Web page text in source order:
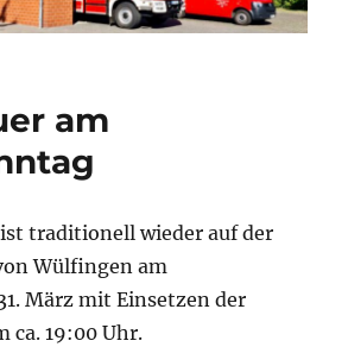
am
ist traditionell wieder auf der
Wülfingen am
März mit Einsetzen der
ca. 19:00 Uhr.